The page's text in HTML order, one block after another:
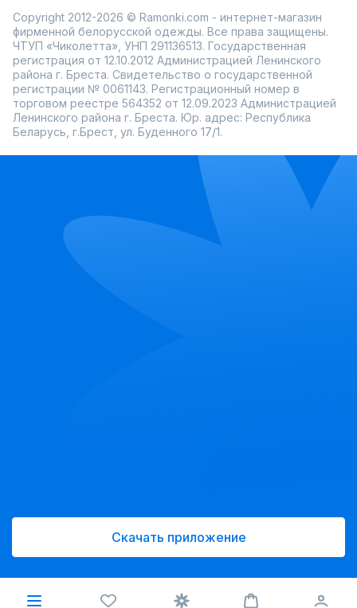
Copyright 2012-2026 © Ramonki.com - интернет-магазин
фирменной белорусской одежды. Все права защищены.
ЧТУП «Чиколетта», УНП 291136513. Государственная
регистрация от 12.10.2012 Администрацией Ленинского
района г. Бреста. Свидетельство о государственной
регистрации № 0061143. Регистрационный номер в
торговом реестре 564352 от 12.09.2023 Администрацией
Ленинского района г. Бреста. Юр. адрес: Республика
Беларусь, г.Брест, ул. Буденного 17/1.
Скачать приложение